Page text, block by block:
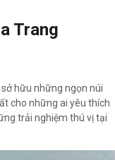
Trang
hữu những ngọn núi
cho những ai yêu thích
trải nghiệm thú vị tại